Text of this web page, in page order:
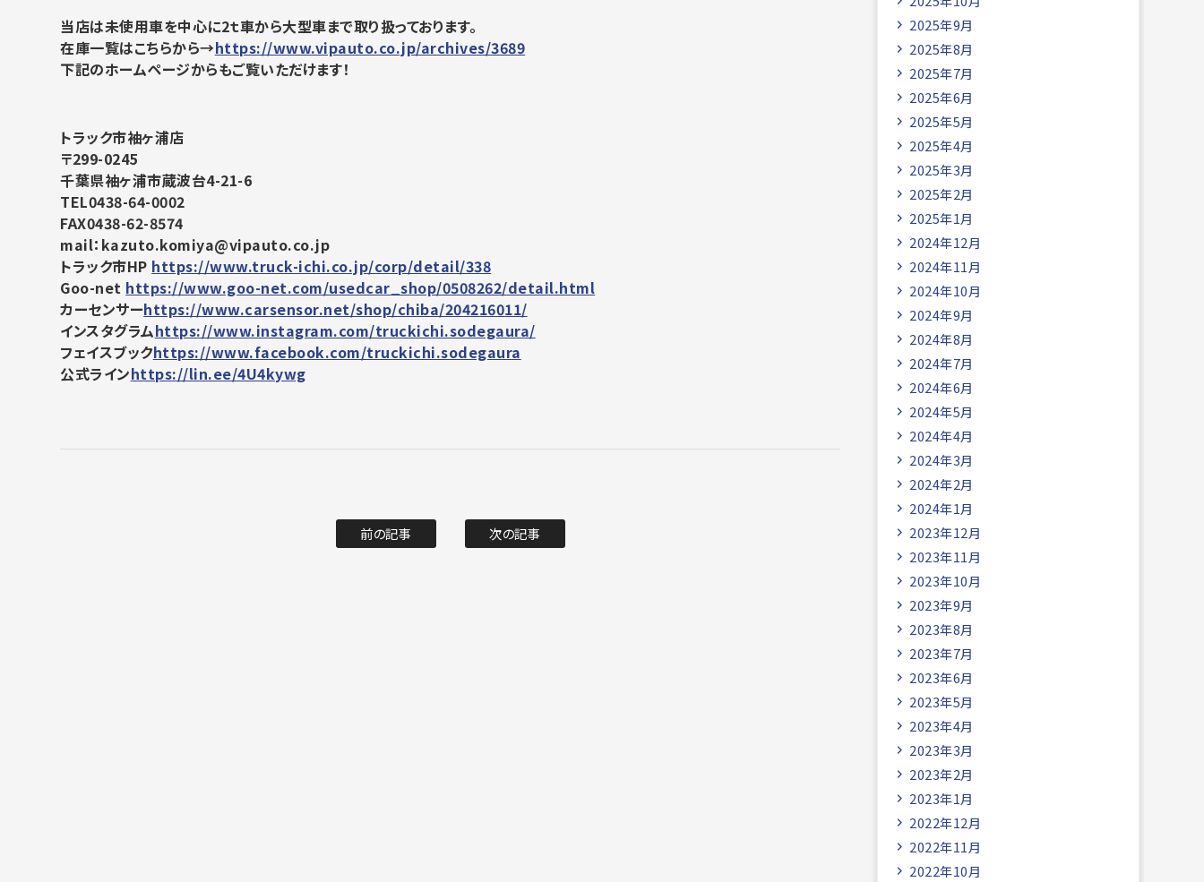
当店は未使用車を中心に2ｔ車から大型車まで取り扱っております。
在庫一覧はこちらから→https://www.vipauto.co.jp/archives/3689
下記のホームページからもご覧いただけます！
トラック市袖ヶ浦店
〒299-0245
千葉県袖ヶ浦市蔵波台4-21-6
TEL0438-64-0002
FAX0438-62-8574
mail：kazuto.komiya@vipauto.co.jp
トラック市HP https://www.truck-ichi.co.jp/corp/detail/338
Goo-net https://www.goo-net.com/usedcar_shop/0508262/detail.html
カーセンサーhttps://www.carsensor.net/shop/chiba/204216011/
インスタグラムhttps://www.instagram.com/truckichi.sodegaura/
フェイスブックhttps://www.facebook.com/truckichi.sodegaura
公式ラインhttps://lin.ee/4U4kywg
前の記事 次の記事
2025年9月
2025年8月
2025年7月
2025年6月
2025年5月
2025年4月
2025年3月
2025年2月
2025年1月
2024年12月
2024年11月
2024年10月
2024年9月
2024年8月
2024年7月
2024年6月
2024年5月
2024年4月
2024年3月
2024年2月
2024年1月
2023年12月
2023年11月
2023年10月
2023年9月
2023年8月
2023年7月
2023年6月
2023年5月
2023年4月
2023年3月
2023年2月
2023年1月
2022年12月
2022年11月
2022年10月